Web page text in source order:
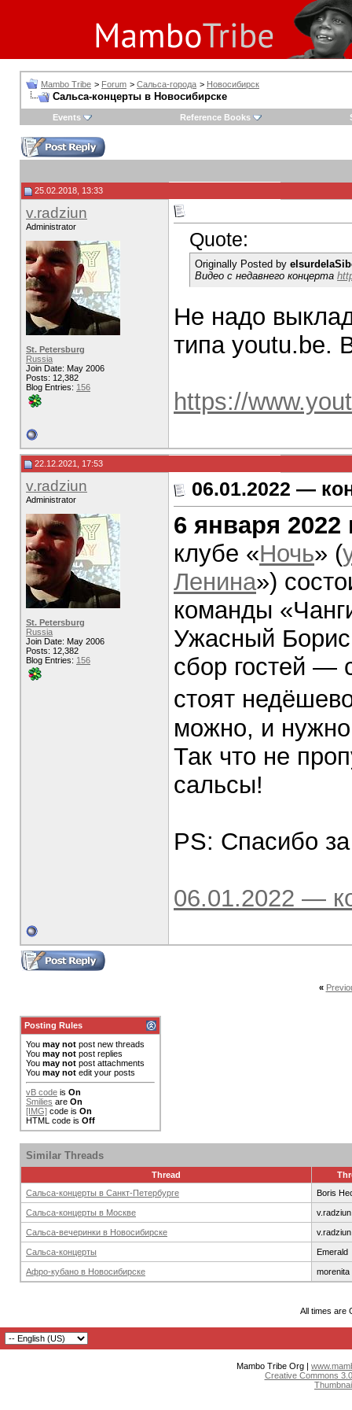
Mambo Tribe > Forum > Сальса-города > Новосибирск
Сальса-концерты в Новосибирске
Events Reference Books
25.02.2018, 13:33
v.radziun
Administrator
St. Petersburg
Russia
Join Date: May 2006
Posts: 12,382
Blog Entries: 156
Quote:
Originally Posted by
Видео с недавнего концерта
Не надо
типа youtu.be.
https://
22.12.2021, 17:53
v.radziun
Administrator
St. Petersburg
Russia
Join Date: May 2006
Posts: 12,382
Blog Entries: 156
06.01.2022 —
6 января 2022
клубе «Ночь» (
Ленина»)
команды
Ужасный
сбор гостей —
стоят
можно, и
Так что не
сальсы!
PS: Спасибо
06.01.2022 —
«
Posting Rules
You may not post new threads
You may not post replies
You may not post attachments
You may not edit your posts
vB code is On
Smilies are On
[IMG] code is On
HTML code is Off
Similar Threads
Thread
Сальса-концерты в Санкт-Петербурге
Boris
Сальса-концерты в Москве v.radziun
Сальса-вечеринки в Новосибирске v.radziun
Сальса-концерты Emerald
Афро-кубано в Новосибирске morenita
All times are
Mambo Tribe Org |
Creative Commons